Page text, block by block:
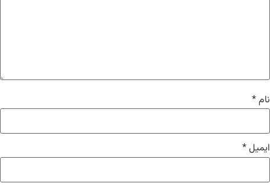
نام*
ایمیل*